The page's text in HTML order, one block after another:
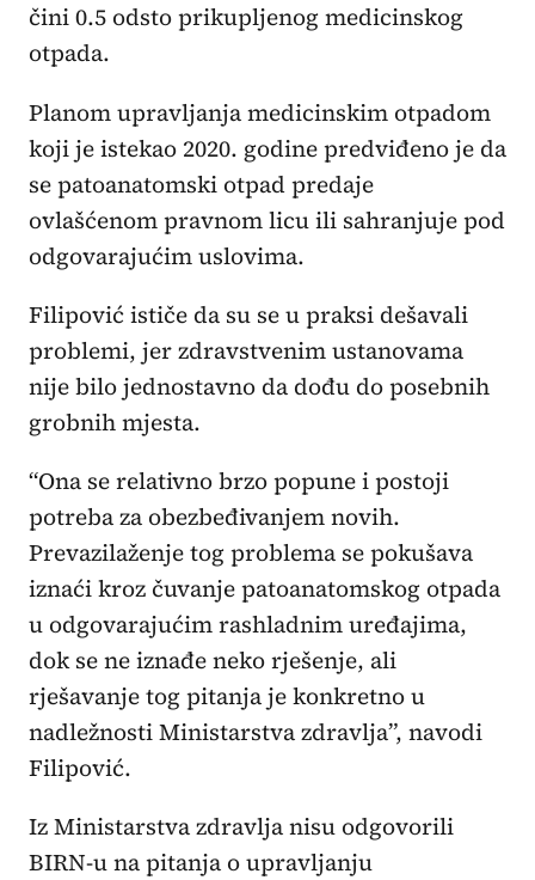
čini 0.5 odsto prikupljenog medicinskog
otpada.
Planom upravljanja medicinskim otpadom
koji je istekao 2020. godine predviđeno je da
se patoanatomski otpad predaje
ovlašćenom pravnom licu ili sahranjuje pod
odgovarajućim uslovima.
Filipović ističe da su se u praksi dešavali
problemi, jer zdravstvenim ustanovama
nije bilo jednostavno da dođu do posebnih
grobnih mjesta.
“Ona se relativno brzo popune i postoji
potreba za obezbeđivanjem novih.
Prevazilaženje tog problema se pokušava
iznaći kroz čuvanje patoanatomskog otpada
u odgovarajućim rashladnim uređajima,
dok se ne iznađe neko rješenje, ali
rješavanje tog pitanja je konkretno u
nadležnosti Ministarstva zdravlja”, navodi
Filipović.
Iz Ministarstva zdravlja nisu odgovorili
BIRN-u na pitanja o upravljanju